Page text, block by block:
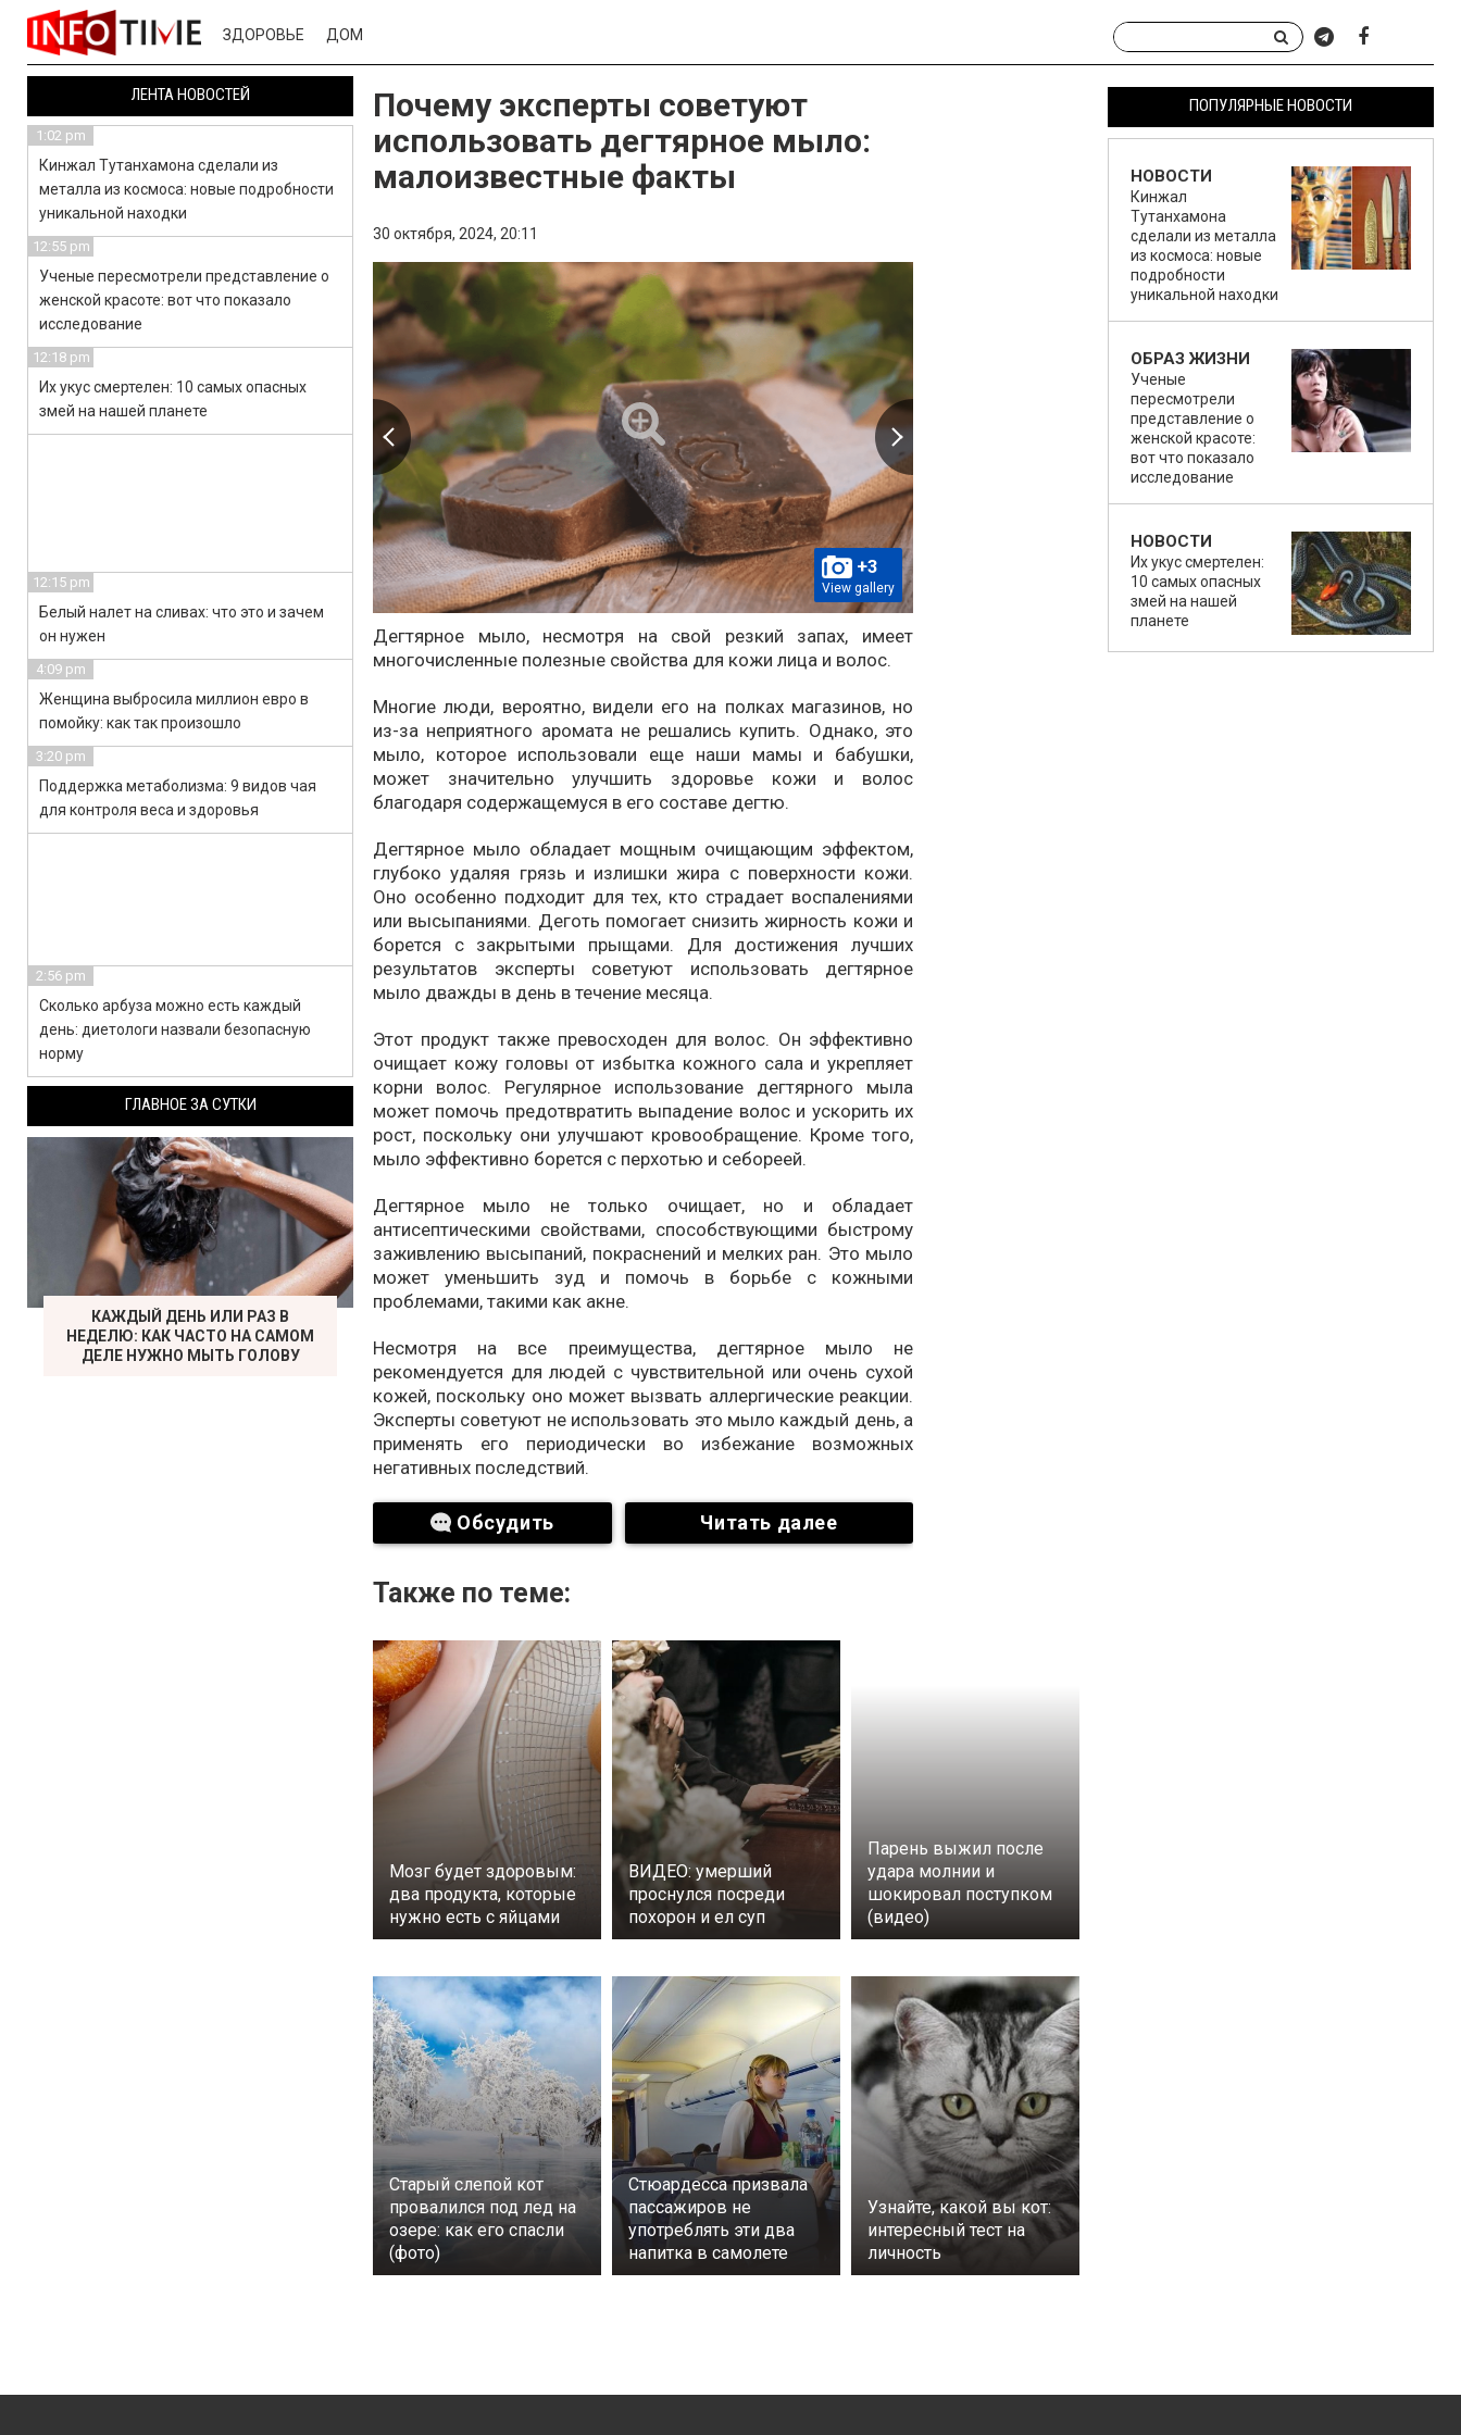
ЗДОРОВЬЕ ДОМ
Почему эксперты советуют
использовать дегтярное мыло:
малоизвестные факты
30 октября, 2024, 20:11
+3
View gallery
Дегтярное мыло, несмотря на свой резкий запах, имеет
многочисленные полезные свойства для кожи лица и волос.
Многие люди, вероятно, видели его на полках магазинов, но
из-за неприятного аромата не решались купить. Однако, это
мыло, которое использовали еще наши мамы и бабушки,
может значительно улучшить здоровье кожи и волос
благодаря содержащемуся в его составе дегтю.
Дегтярное мыло обладает мощным очищающим эффектом,
глубоко удаляя грязь и излишки жира с поверхности кожи.
Оно особенно подходит для тех, кто страдает воспалениями
или высыпаниями. Деготь помогает снизить жирность кожи и
борется с закрытыми прыщами. Для достижения лучших
результатов эксперты советуют использовать дегтярное
мыло дважды в день в течение месяца.
Этот продукт также превосходен для волос. Он эффективно
очищает кожу головы от избытка кожного сала и укрепляет
корни волос. Регулярное использование дегтярного мыла
может помочь предотвратить выпадение волос и ускорить их
рост, поскольку они улучшают кровообращение. Кроме того,
мыло эффективно борется с перхотью и себореей.
Дегтярное мыло не только очищает, но и обладает
антисептическими свойствами, способствующими быстрому
заживлению высыпаний, покраснений и мелких ран. Это мыло
может уменьшить зуд и помочь в борьбе с кожными
проблемами, такими как акне.
Несмотря на все преимущества, дегтярное мыло не
рекомендуется для людей с чувствительной или очень сухой
кожей, поскольку оно может вызвать аллергические реакции.
Эксперты советуют не использовать это мыло каждый день, а
применять его периодически во избежание возможных
негативных последствий.
Обсудить Читать далее
Также по теме:
Мозг будет здоровым:
два продукта, которые
нужно есть с яйцами
ВИДЕО: умерший
проснулся посреди
похорон и ел суп
Парень выжил после
удара молнии и
шокировал поступком
(видео)
Старый слепой кот
провалился под лед на
озере: как его спасли
(фото)
Стюардесса призвала
пассажиров не
употреблять эти два
напитка в самолете
Узнайте, какой вы кот:
интересный тест на
личность
ПОПУЛЯРНЫЕ НОВОСТИ
НОВОСТИ
Кинжал
Тутанхамона
сделали из металла
из космоса: новые
подробности
уникальной находки
ОБРАЗ ЖИЗНИ
Ученые
пересмотрели
представление о
женской красоте:
вот что показало
исследование
НОВОСТИ
Их укус смертелен:
10 самых опасных
змей на нашей
планете
ЛЕНТА НОВОСТЕЙ
1:02 pm
Кинжал Тутанхамона сделали из
металла из космоса: новые подробности
уникальной находки
12:55 pm
Ученые пересмотрели представление о
женской красоте: вот что показало
исследование
12:18 pm
Их укус смертелен: 10 самых опасных
змей на нашей планете
12:15 pm
Белый налет на сливах: что это и зачем
он нужен
4:09 pm
Женщина выбросила миллион евро в
помойку: как так произошло
3:20 pm
Поддержка метаболизма: 9 видов чая
для контроля веса и здоровья
2:56 pm
Сколько арбуза можно есть каждый
день: диетологи назвали безопасную
норму
ГЛАВНОЕ ЗА СУТКИ
КАЖДЫЙ ДЕНЬ ИЛИ РАЗ В
НЕДЕЛЮ: КАК ЧАСТО НА САМОМ
ДЕЛЕ НУЖНО МЫТЬ ГОЛОВУ